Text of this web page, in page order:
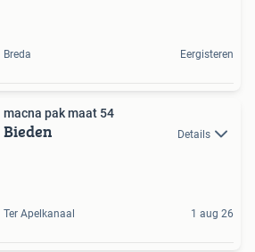
Breda Eergisteren
macna pak maat 54
Bieden Details
Ter Apelkanaal 1 aug 26